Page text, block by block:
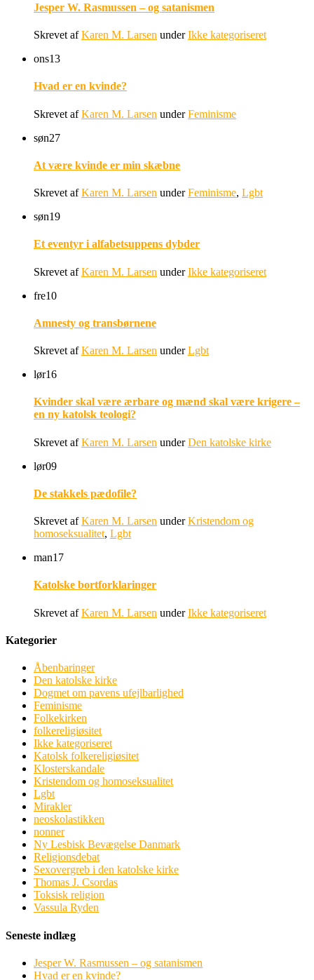
Jesper W. Rasmussen – og satanismen
Skrevet afKaren M. Larsen underIkke kategoriseret
ons13
Hvad er en kvinde?
Skrevet afKaren M. Larsen underFeminisme
søn27
At være kvinde er min skæbne
Skrevet afKaren M. Larsen underFeminisme, Lgbt
søn19
Et eventyr i alfabetsuppens dybder
Skrevet afKaren M. Larsen underIkke kategoriseret
fre10
Amnesty og transbørnene
Skrevet afKaren M. Larsen underLgbt
lør16
Kvinder skal være ærbare og mænd skal være krigere –
en ny katolsk teologi?
Skrevet afKaren M. Larsen underDen katolske kirke
lør09
De stakkels pædofile?
Skrevet afKaren M. Larsen underKristendom og
homoseksualitet, Lgbt
man17
Katolske bortforklaringer
Skrevet afKaren M. Larsen underIkke kategoriseret
Kategorier
Åbenbaringer
Den katolske kirke
Dogmet om pavens ufejlbarlighed
Feminisme
Folkekirken
folkereligiøsitet
Ikke kategoriseret
Katolsk folkereligiøsitet
Klosterskandale
Kristendom og homoseksualitet
Lgbt
Mirakler
neoskolastikken
nonner
Ny Lesbisk Bevægelse Danmark
Religionsdebat
Sexovergreb i den katolske kirke
Thomas J. Csordas
Toksisk religion
Vassula Ryden
Seneste indlæg
Jesper W. Rasmussen – og satanismen
Hvad er en kvinde?